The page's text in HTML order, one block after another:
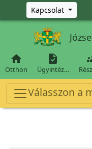
Ugrás a fő tartalomra
Kapcsolat

Otthon

Ügyintéz…
Válasszon a